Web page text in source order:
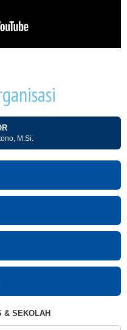
M.Si.
& SEKOLAH